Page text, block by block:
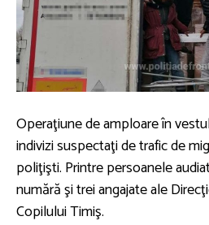
Operaţiune de amploare în
indivizi suspectaţi de trafic de
poliţişti. Printre persoanele
numără şi trei angajate ale
Copilului Timiş.